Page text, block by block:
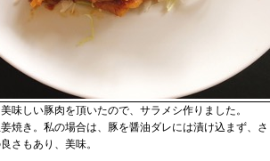
味しい豚肉を頂いたので、サラメシ作りました。
焼き。私の場合は、豚を醤油ダレには漬け込まず、
さもあり、美味。